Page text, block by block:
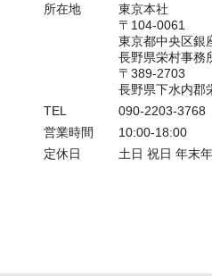
所在地
東京本社
〒104-0061
東京都中央区銀
長野県栄村事務
〒389-2703
長野県下水内郡
TEL
090-2203-
営業時間
10:00-18:00
定休日
土日 祝日 年末